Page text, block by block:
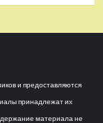
и предоставляются
принадлежат их
материала не